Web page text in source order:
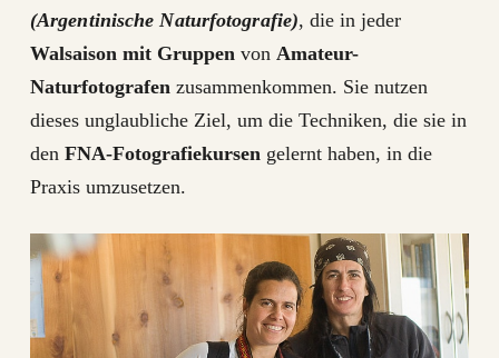
(Argentinische Naturfotografie), die in jeder
Walsaison mit Gruppenvon Amateur-
Naturfotografenzusammenkommen. Sie nutzen
dieses unglaubliche Ziel, um die Techniken, die sie in
denFNA-Fotografiekursengelernt haben, in die
Praxis umzusetzen.